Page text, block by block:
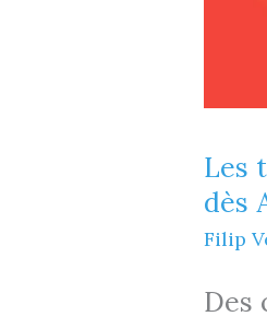
Les
dès
Filip
Des